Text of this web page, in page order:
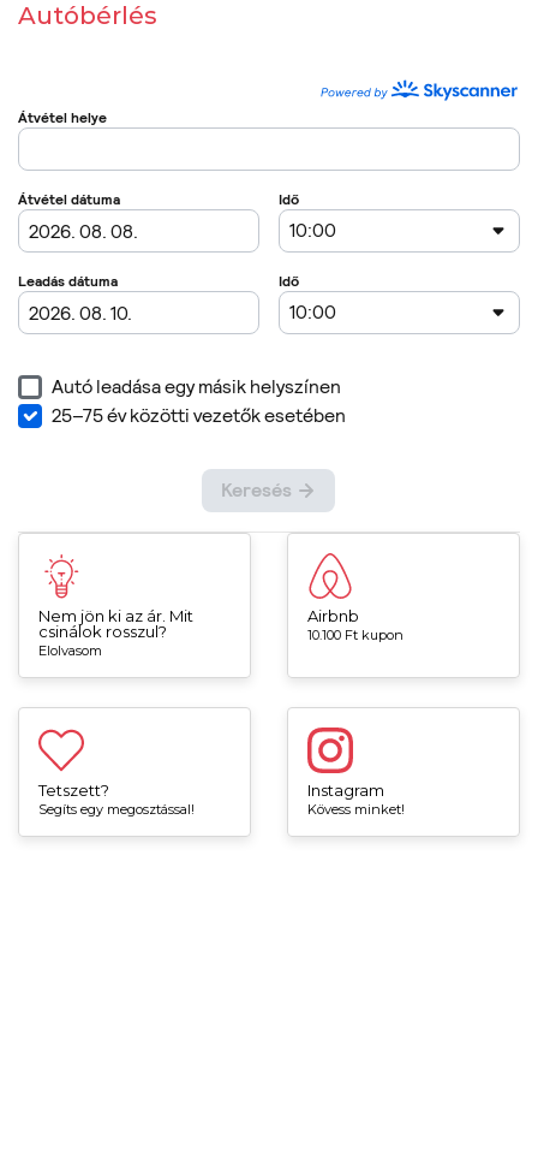
Autóbérlés
Nem jön ki az ár. Mit
csinálok rosszul?
Elolvasom
Airbnb
10.100 Ft kupon
Tetszett?
Segíts egy megosztással!
Instagram
Kövess minket!